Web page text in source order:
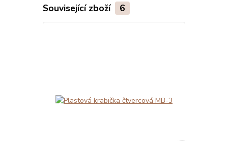
Související zboží 6